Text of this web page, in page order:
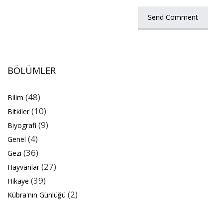
BÖLÜMLER
Bilim (48)
Bitkiler(10)
Biyografi (9)
Genel (4)
Gezi (36)
Hayvanlar(27)
Hikaye (39)
Kübra'nın Günlüğü (2)